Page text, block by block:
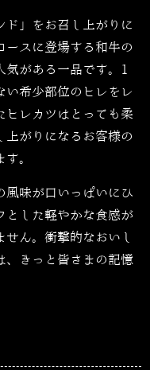
ド」をお召し上がりに
ースに登場する和牛の
気がある一品です。1
い希少部位のヒレをレ
ヒレカツはとっても柔
上がりになるお客様の
。
風味が口いっぱいにひ
とした軽やかな食感が
ん。衝撃的なおいし
、きっと皆さまの記憶